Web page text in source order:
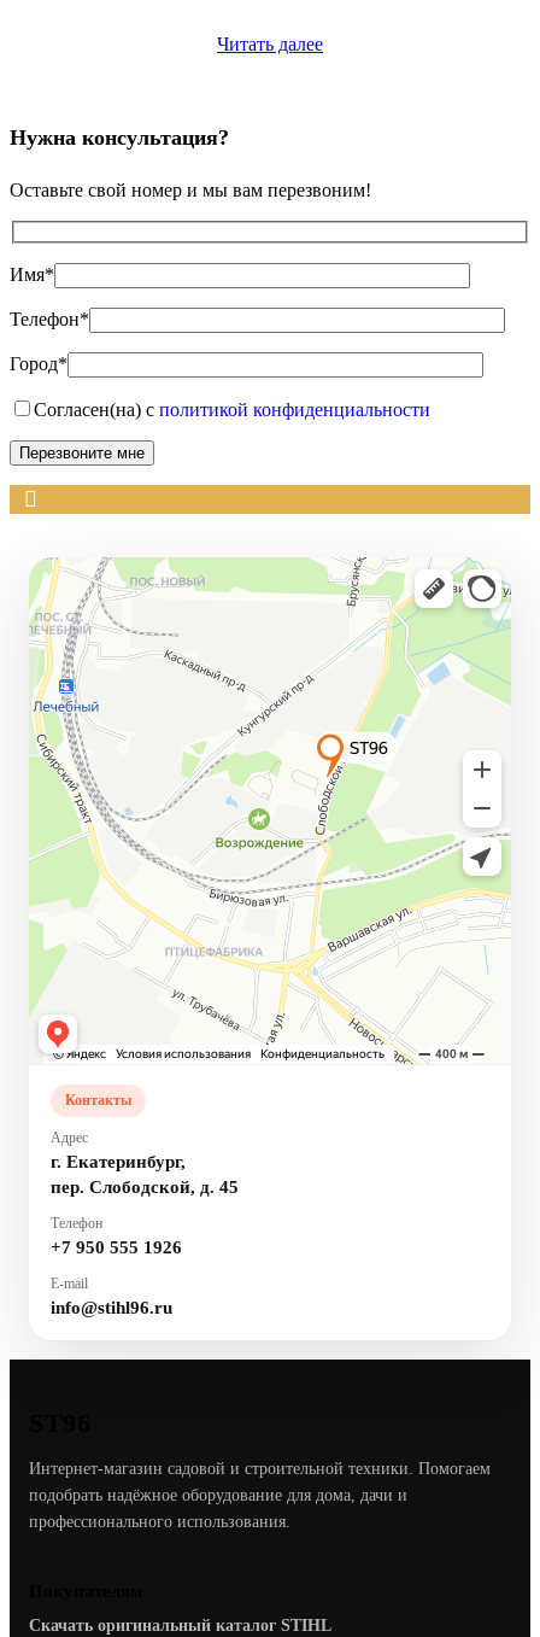
Читать далее
Нужна консультация?
Оставьте свой номер и мы вам перезвоним!
Имя*
Телефон*
Город*
Согласен(на) с политикой конфиденциальности
Контакты
Адрес
г. Екатеринбург,
пер. Слободской, д. 45
Телефон
+7 950 555 1926
E-mail
info@stihl96.ru
Интернет-магазин садовой и строительной техники. Помогаем
подобрать надёжное оборудование для дома, дачи и
профессионального использования.
Скачать оригинальный каталог STIHL